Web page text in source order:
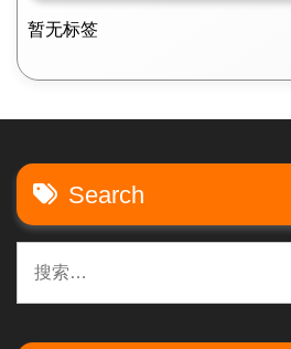
暂无标签
Search
索：